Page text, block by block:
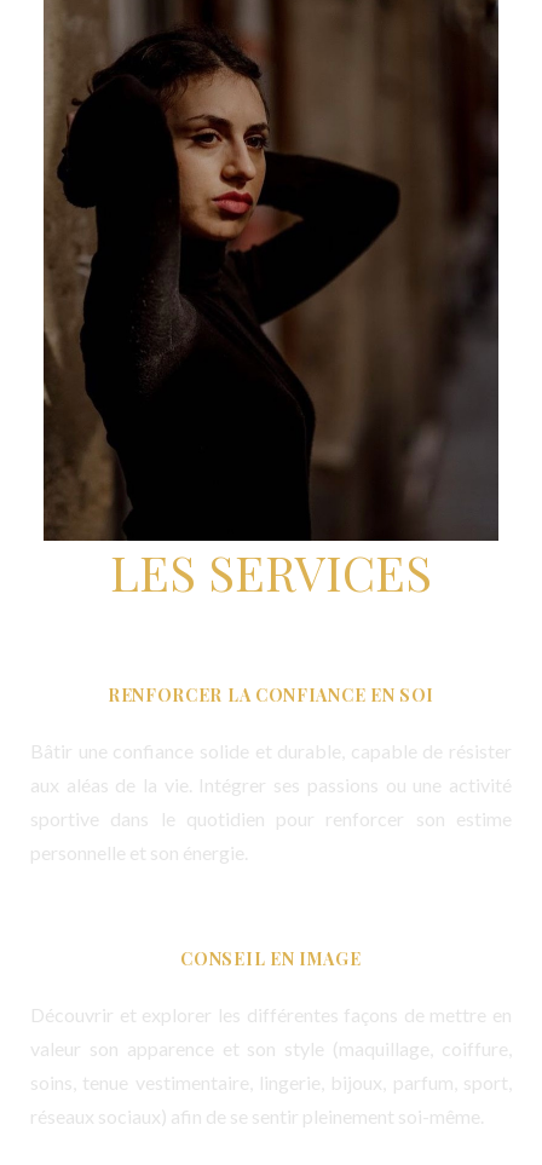
LES SERVICES
RENFORCER LA CONFIANCE EN SOI
Bâtir une confiance solide et durable, capable de résister
aux aléas de la vie. Intégrer ses passions ou une activité
sportive dans le quotidien pour renforcer son estime
personnelle et son énergie.
CONSEIL EN IMAGE
Découvrir et explorer les différentes façons de mettre en
valeur son apparence et son style (maquillage, coiffure,
soins, tenue vestimentaire, lingerie, bijoux, parfum, sport,
réseaux sociaux) afin de se sentir pleinement soi-même.